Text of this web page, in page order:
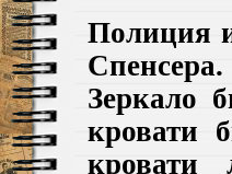
Полиция
Зеркало
кровати
кровати